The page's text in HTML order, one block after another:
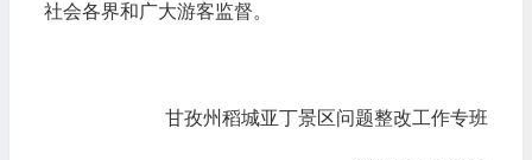
社会各界和广大游客监督。
甘孜州稻城亚丁景区问题整改工作专班